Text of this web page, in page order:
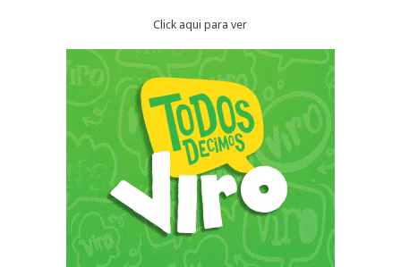
Click aqui para ver